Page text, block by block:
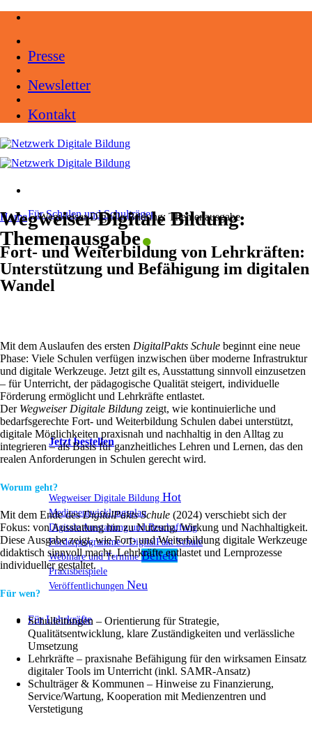
Zum
springen
Presse
Newsletter
Kontakt
Für Schulen und Schulträger
Jetzt bestellen
Wegweiser Digitale Bildung
Medienentwicklungsplan
Digitale Ausstattung und Beschaffung
Förderprogramme / DigitalPakt Schule
Webinare und Termine
Praxisbeispiele
Veröffentlichungen
Für Lehrkräfte
Home»Wegweiser Digitale Bildung: Themenausgabe
Wegweiser Digitale Bildung:
Themenausgabe.
Fort- und Weiterbildung von Lehrkräften:
Unterstützung und Befähigung im digitalen
Wandel
Mit dem Auslaufen des ersten DigitalPakts Schule beginnt eine neue
Phase: Viele Schulen verfügen inzwischen über moderne Infrastruktur
und digitale Werkzeuge. Jetzt gilt es, Ausstattung sinnvoll einzusetzen
– für Unterricht, der pädagogische Qualität steigert, individuelle
Förderung ermöglicht und Lehrkräfte entlastet.
Der Wegweiser Digitale Bildung zeigt, wie kontinuierliche und
bedarfsgerechte Fort- und Weiterbildung Schulen dabei unterstützt,
digitale Möglichkeiten praxisnah und nachhaltig in den Alltag zu
integrieren – als Basis für ganzheitliches Lehren und Lernen, das den
realen Anforderungen in Schulen gerecht wird.
Worum geht?
Mit dem Ende desDigitalPakts Schule (2024) verschiebt sich der
Fokus: von Ausstattung hin zu Nutzung, Wirkung und Nachhaltigkeit.
Diese Ausgabe zeigt, wie Fort- und Weiterbildung digitale Werkzeuge
didaktisch sinnvoll macht, Lehrkräfte entlastet und Lernprozesse
individueller gestaltet.
Für wen?
Schulleitungen – Orientierung für Strategie,
Qualitätsentwicklung, klare Zuständigkeiten und verlässliche
Umsetzung
Lehrkräfte – praxisnahe Befähigung für den wirksamen Einsatz
digitaler Tools im Unterricht (inkl. SAMR-Ansatz)
Schulträger & Kommunen – Hinweise zu Finanzierung,
Service/Wartung, Kooperation mit Medienzentren und
Verstetigung